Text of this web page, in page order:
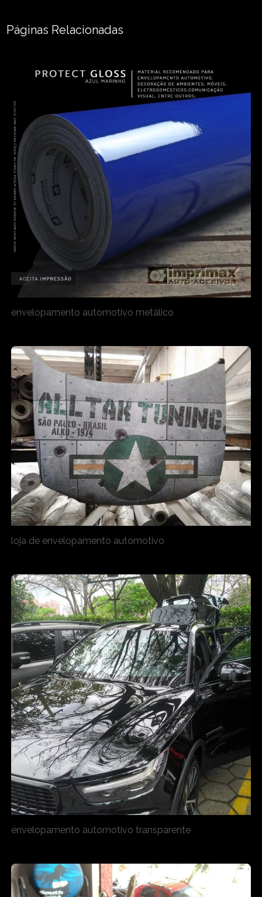
Páginas Relacionadas
envelopamento automotivo metálico
loja de envelopamento automotivo
envelopamento automotivo transparente